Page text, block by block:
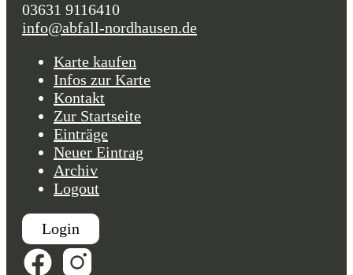
03631 9116410
info@abfall-nordhausen.de
Karte kaufen
Infos zur Karte
Kontakt
Zur Startseite
Einträge
Neuer Eintrag
Archiv
Logout
Login